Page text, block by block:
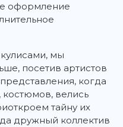
оформление
мы
посетив артистов
когда
велись
тайну их
дружный коллектив